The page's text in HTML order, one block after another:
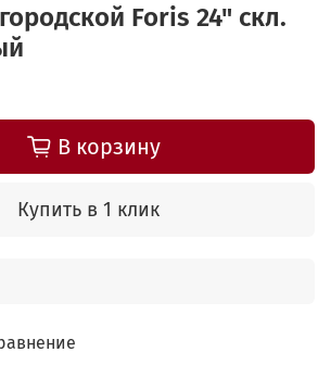
Foris 24" скл.
В корзину
Купить в 1 клик